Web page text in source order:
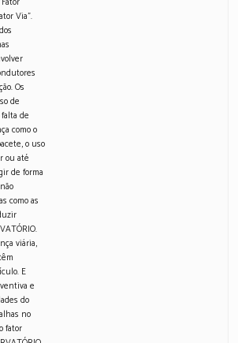
Via”.
Os
de
de
como o
o uso
ou até
de forma
como as
viária,
E
e
do
no
fator